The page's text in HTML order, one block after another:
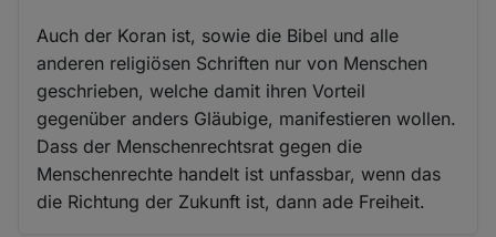
Auch der Koran ist, sowie die Bibel und alle
anderen religiösen Schriften nur von Menschen
geschrieben, welche damit ihren Vorteil
gegenüber anders Gläubige, manifestieren wollen.
Dass der Menschenrechtsrat gegen die
Menschenrechte handelt ist unfassbar, wenn das
die Richtung der Zukunft ist, dann ade Freiheit.